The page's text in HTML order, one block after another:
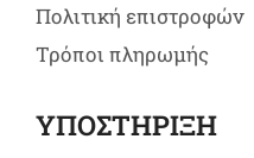
Πολιτική επιστροφών
Τρόποι πληρωμής
ΥΠΟΣΤΗΡΙΞΗ